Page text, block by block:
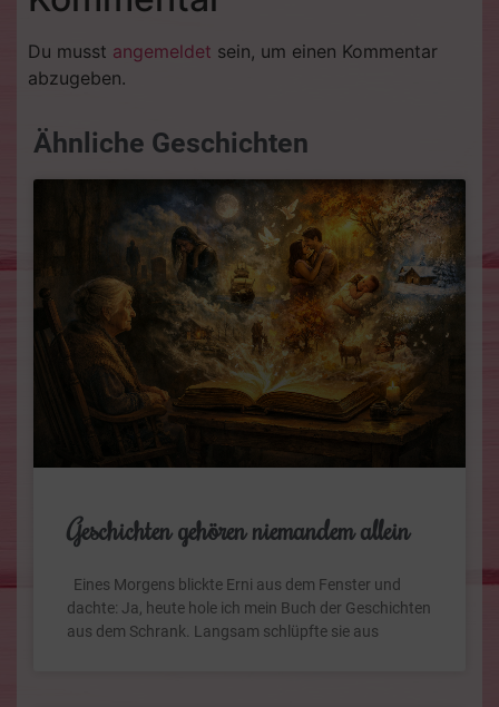
Du musst angemeldet sein, um einen Kommentar
abzugeben.
Ähnliche Geschichten
Geschichten gehören niemandem allein
Eines Morgens blickte Erni aus dem Fenster und
dachte: Ja, heute hole ich mein Buch der Geschichten
aus dem Schrank. Langsam schlüpfte sie aus